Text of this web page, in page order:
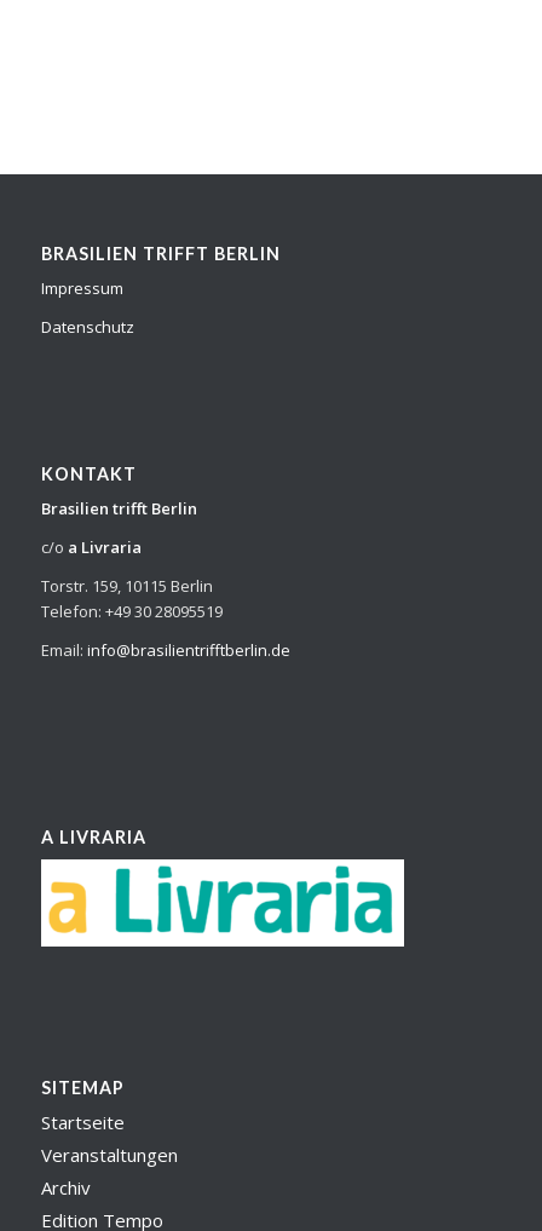
BRASILIEN TRIFFT BERLIN
Impressum
Datenschutz
KONTAKT
Brasilien trifft Berlin
c/o a Livraria
Torstr. 159, 10115 Berlin
Telefon: +49 30 28095519
Email: info@brasilientrifftberlin.de
A LIVRARIA
SITEMAP
Startseite
Veranstaltungen
Archiv
Edition Tempo